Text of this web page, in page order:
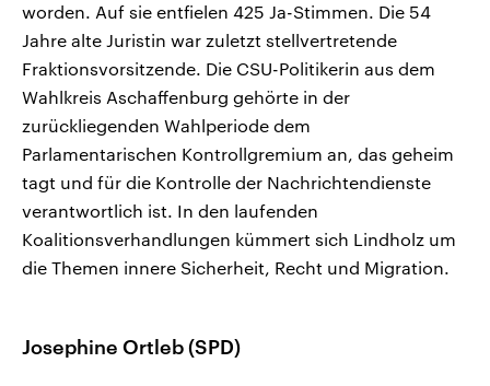
worden. Auf sie entfielen 425 Ja-Stimmen. Die 54
Jahre alte Juristin war zuletzt stellvertretende
Fraktionsvorsitzende. Die CSU-Politikerin aus dem
Wahlkreis Aschaffenburg gehörte in der
zurückliegenden Wahlperiode dem
Parlamentarischen Kontrollgremium an, das geheim
tagt und für die Kontrolle der Nachrichtendienste
verantwortlich ist. In den laufenden
Koalitionsverhandlungen kümmert sich Lindholz um
die Themen innere Sicherheit, Recht und Migration.
Josephine Ortleb (SPD)